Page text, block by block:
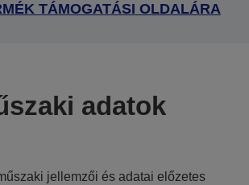
TÁMOGATÁSI OLDALÁRA
adatok
jellemzői és adatai előzetes